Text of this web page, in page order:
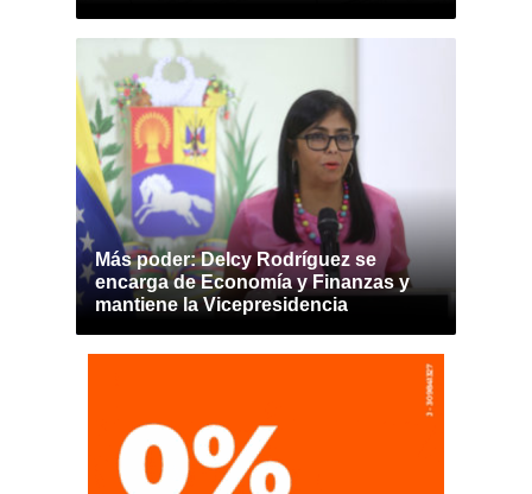
Más poder: Delcy Rodríguez se
encarga de Economía y Finanzas y
mantiene la Vicepresidencia